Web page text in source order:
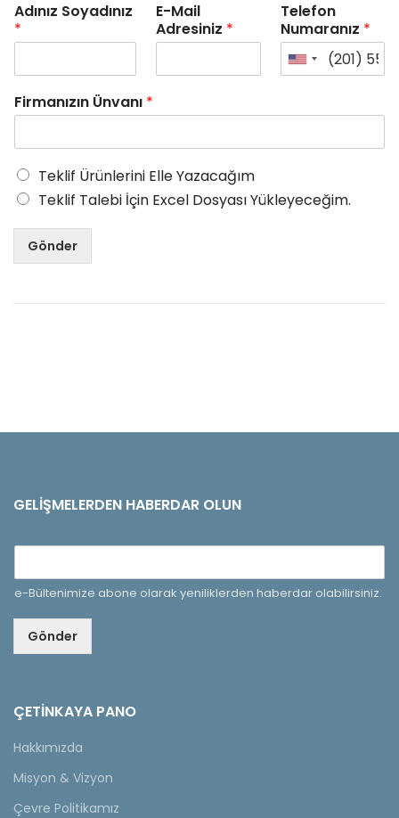
Adınız Soyadınız
*
E-Mail
Adresiniz *
Telefon
Numaranız *
Firmanızın Ünvanı *
Teklif Ürünlerini Elle Yazacağım
Teklif Talebi İçin Excel Dosyası Yükleyeceğim.
Gönder
GELIŞMELERDEN HABERDAR OLUN
e-Bültenimize abone olarak yeniliklerden haberdar olabilirsiniz.
Gönder
ÇETINKAYA PANO
Hakkımızda
Misyon & Vizyon
Çevre Politikamız